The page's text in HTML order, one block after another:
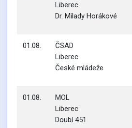
Liberec
Dr. Milady Horákové
01.08.
ČSAD
Liberec
České mládeže
01.08.
MOL
Liberec
Doubí 451